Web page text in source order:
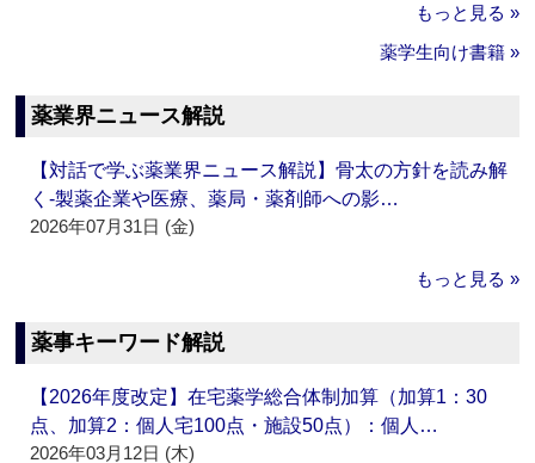
もっと見る »
薬学生向け書籍 »
薬業界ニュース解説
【対話で学ぶ薬業界ニュース解説】骨太の方針を読み解
く‐製薬企業や医療、薬局・薬剤師への影…
2026年07月31日 (金)
もっと見る »
薬事キーワード解説
【2026年度改定】在宅薬学総合体制加算（加算1：30
点、加算2：個人宅100点・施設50点）：個人…
2026年03月12日 (木)